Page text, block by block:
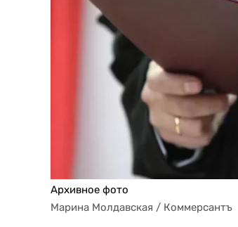
Архивное фото
Марина Молдавская / Коммерсантъ